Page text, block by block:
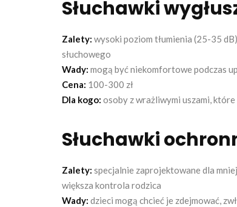
Słuchawki
Zalety: wysoki poziom tłumienia (25-35
słuchowego
Wady: mogą być niekomfortowe podczas
Cena: 100-300 zł
Dla kogo: osoby z wrażliwymi uszami,
Słuchawki
Zalety: specjalnie zaprojektowane dla
większa kontrola rodzica
Wady: dzieci mogą chcieć je zdejmować,